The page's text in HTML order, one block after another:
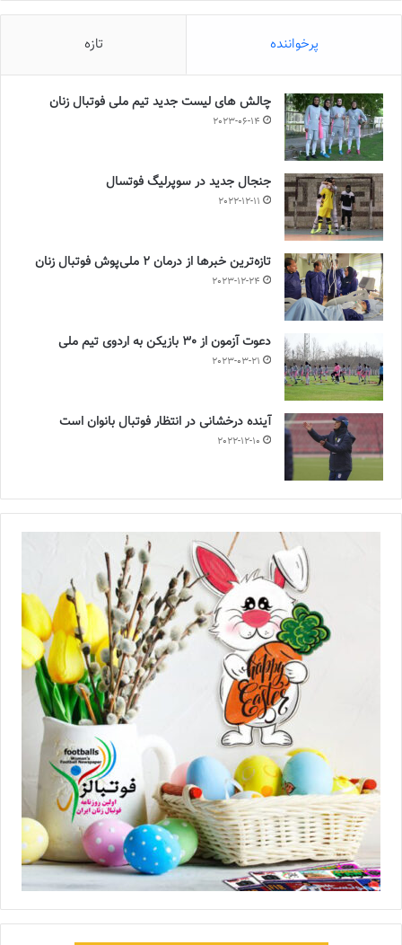
پرخواننده تازه
چالش هاى ليست جدید تيم ملى فوتبال زنان
2023-06-14
جنجال جدید در سوپرلیگ فوتسال
2022-12-11
تازه‌ترین خبرها از درمان ۲ ملی‌پوش فوتبال زنان
2023-12-24
دعوت آزمون از 30 بازیکن به اردوی تیم ملی
2023-03-21
آینده درخشانی در انتظار فوتبال بانوان است
2022-12-10